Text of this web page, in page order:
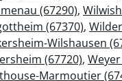
(67290),
(67370),
Wilshausen
(67720),
Marmoutier